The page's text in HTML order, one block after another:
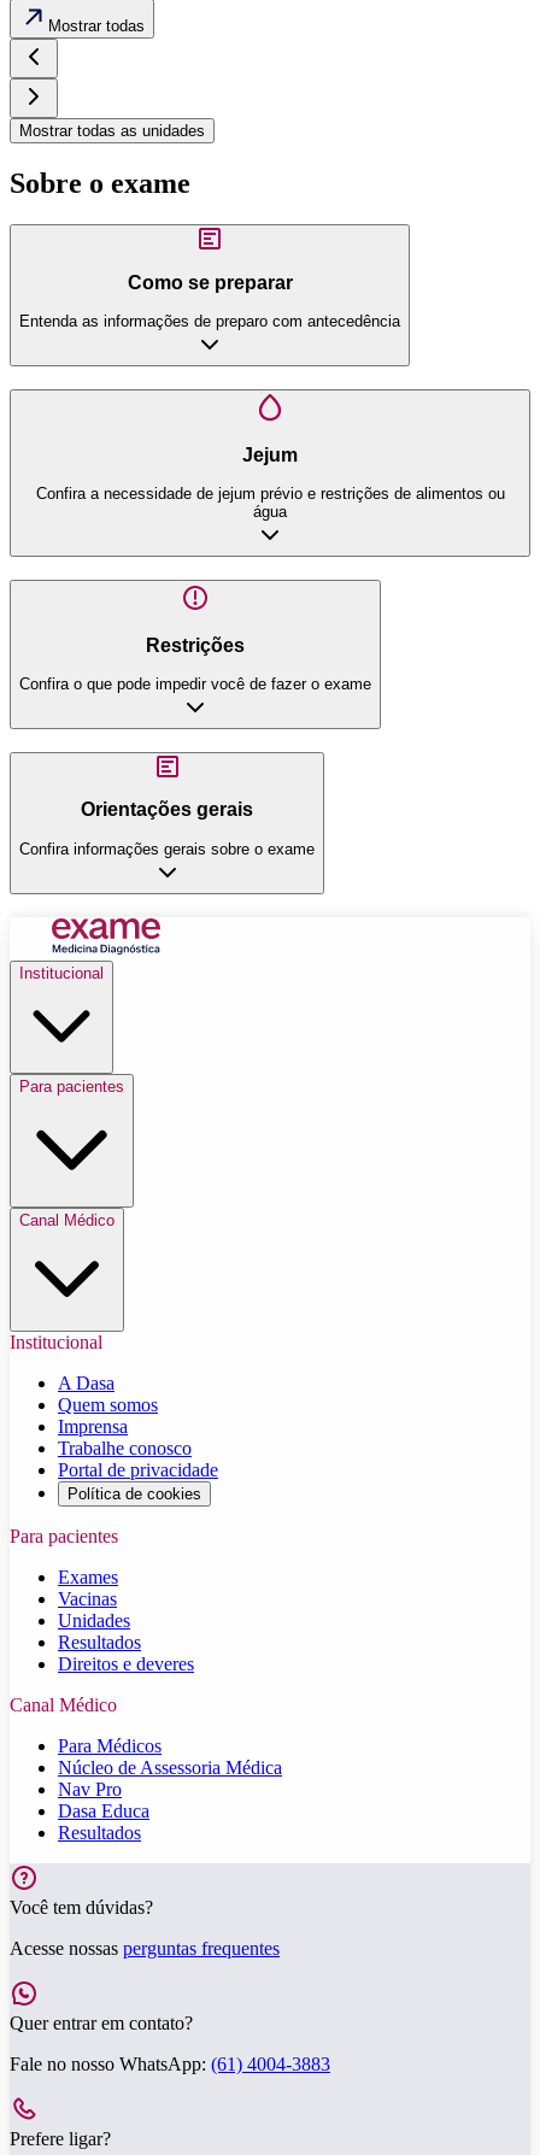
Mostrar todas
Mostrar todas as unidades
Sobre o exame
Como se preparar
Entenda as informações de preparo com antecedência
Jejum
Confira a necessidade de jejum prévio e restrições de alimentos ou
água
Restrições
Confira o que pode impedir você de fazer o exame
Orientações gerais
Confira informações gerais sobre o exame
Institucional
Para pacientes
Canal Médico
Institucional
A Dasa
Quem somos
Imprensa
Trabalhe conosco
Portal de privacidade
Política de cookies
Para pacientes
Exames
Vacinas
Unidades
Resultados
Direitos e deveres
Canal Médico
Para Médicos
Núcleo de Assessoria Médica
Nav Pro
Dasa Educa
Resultados
Você tem dúvidas?
Acesse nossas perguntas frequentes
Quer entrar em contato?
Fale no nosso WhatsApp: (61) 4004-3883
Prefere ligar?